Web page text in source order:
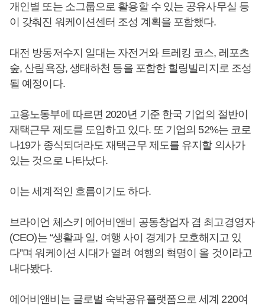
개인별 또는 소그룹으로 활용할 수 있는 공유사무실 등
이 갖춰진 워케이션센터 조성 계획을 포함했다.
대전 방동저수지 일대는 자전거와 트레킹 코스, 레포츠
숲, 산림욕장, 생태하천 등을 포함한 힐링빌리지로 조성
될 예정이다.
고용노동부에 따르면 2020년 기준 한국 기업의 절반이
재택근무 제도를 도입하고 있다. 또 기업의 52%는 코로
나19가 종식되더라도 재택근무 제도를 유지할 의사가
있는 것으로 나타났다.
이는 세계적인 흐름이기도 하다.
브라이언 체스키 에어비앤비 공동창업자 겸 최고경영자
(CEO)는 “생활과 일, 여행 사이 경계가 모호해지고 있
다”며 워케이션 시대가 열려 여행의 혁명이 올 것이라고
내다봤다.
에어비앤비는 글로벌 숙박공유플랫폼으로 세계 220여